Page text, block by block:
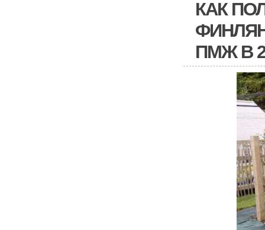
КАК
ПМЖ В